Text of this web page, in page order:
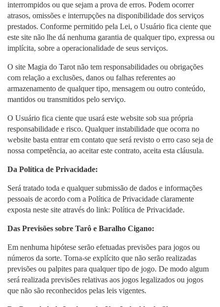
interrompidos ou que sejam a prova de erros. Podem ocorrer
atrasos, omissões e interrupções na disponibilidade dos serviços
prestados. Conforme permitido pela Lei, o Usuário fica ciente que
este site não lhe dá nenhuma garantia de qualquer tipo, expressa ou
implícita, sobre a operacionalidade de seus serviços.
O site Magia do Tarot não tem responsabilidades ou obrigações
com relação a exclusões, danos ou falhas referentes ao
armazenamento de qualquer tipo, mensagem ou outro conteúdo,
mantidos ou transmitidos pelo serviço.
O Usuário fica ciente que usará este website sob sua própria
responsabilidade e risco. Qualquer instabilidade que ocorra no
website basta entrar em contato que será revisto o erro caso seja de
nossa competência, ao aceitar este contrato, aceita esta cláusula.
Da Política de Privacidade:
Será tratado toda e qualquer submissão de dados e informações
pessoais de acordo com a Política de Privacidade claramente
exposta neste site através do link: Política de Privacidade.
Das Previsões sobre Tarô e Baralho Cigano:
Em nenhuma hipótese serão efetuadas previsões para jogos ou
números da sorte. Torna-se explícito que não serão realizadas
previsões ou palpites para qualquer tipo de jogo. De modo algum
será realizada previsões relativas aos jogos legalizados ou jogos
que não são reconhecidos pelas leis vigentes.